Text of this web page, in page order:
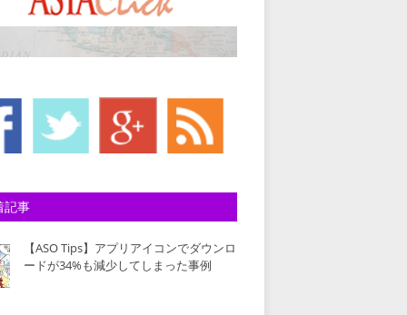
記事
【ASO Tips】アプリアイコンでダウンロ
ードが34%も減少してしまった事例